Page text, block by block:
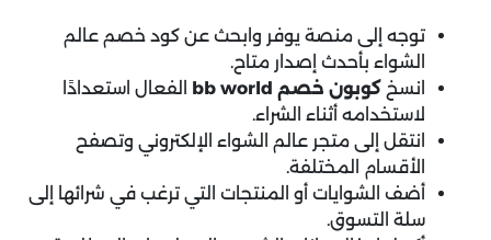
توجه إلى منصة يوفر وابحث عن كود خصم عالم
الشواء بأحدث إصدار متاح.
انسخ كوبون خصم bb world
الفعال استعدادًا
لاستخدامه أثناء الشراء.
انتقل إلى متجر عالم الشواء الإلكتروني وتصفح
الأقسام المختلفة.
أضف الشوايات أو المنتجات التي ترغب في شرائها إلى
سلة التسوق.